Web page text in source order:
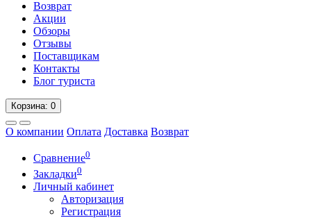
Возврат
Акции
Обзоры
Отзывы
Поставщикам
Контакты
Блог туриста
Корзина: 0
О компании Оплата Доставка Возврат
Сравнение0
Закладки0
Личный кабинет
Авторизация
Регистрация